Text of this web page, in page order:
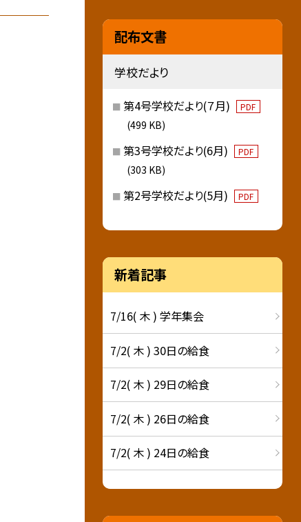
配布文書
学校だより
第4号学校だより(７月) PDF
(499 KB)
第3号学校だより(6月) PDF
(303 KB)
第2号学校だより(5月) PDF
新着記事
7/16( 木 ) 学年集会
7/2( 木 ) 30日の給食
7/2( 木 ) 29日の給食
7/2( 木 ) 26日の給食
7/2( 木 ) 24日の給食